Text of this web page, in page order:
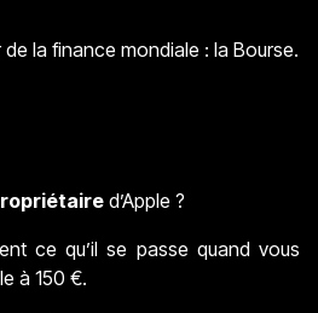
la finance mondiale : la Bourse.
d’Apple ?
ce qu’il se passe quand vous
à 150 €.